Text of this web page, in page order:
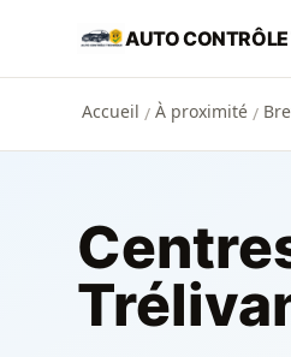
Aller au contenu principal
AUTO
Accueil / À proximité /